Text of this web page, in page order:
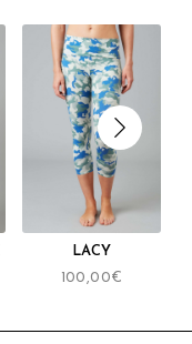
LACY
100,00€